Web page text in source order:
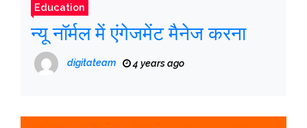
Education
न्यू नॉर्मल में एंगेजमेंट मैनेज करना
digitateam 4 years ago